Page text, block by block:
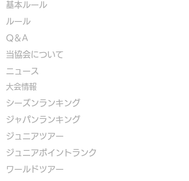
基本ルール
ルール
Q＆A
​当協会について
​ニュース
大会情報
シーズンランキング
ジャパンランキング
ジュニアツアー
ジュニアポイントランク
​ワールドツアー